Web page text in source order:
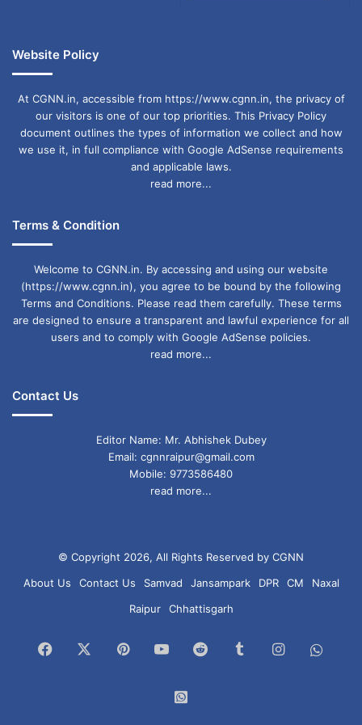
Website Policy
At CGNN.in, accessible from https://www.cgnn.in, the privacy of
our visitors is one of our top priorities. This Privacy Policy
document outlines the types of information we collect and how
we use it, in full compliance with Google AdSense requirements
and applicable laws.
read more...
Terms & Condition
Welcome to CGNN.in. By accessing and using our website
(https://www.cgnn.in), you agree to be bound by the following
Terms and Conditions. Please read them carefully. These terms
are designed to ensure a transparent and lawful experience for all
users and to comply with Google AdSense policies.
read more...
Contact Us
Editor Name: Mr. Abhishek Dubey
Email: cgnnraipur@gmail.com
Mobile: 9773586480
read more...
© Copyright 2026, All Rights Reserved by CGNN
About Us
Contact Us Samvad Jansampark DPR CM
Naxal
Raipur
Chhattisgarh
Facebook PinterestYouTubeReddit TumblrInstagram